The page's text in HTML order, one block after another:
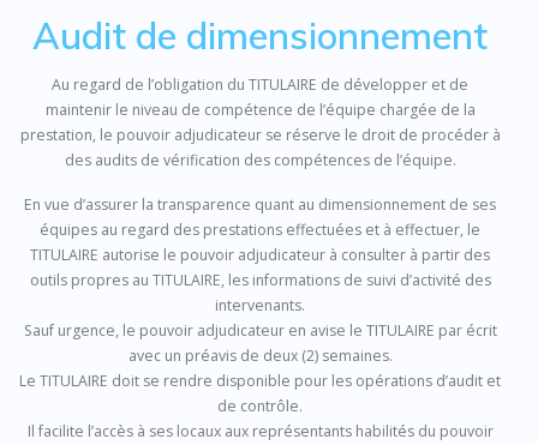
Audit de dimensionnement
Au regard de l’obligation du TITULAIRE de développer et de
maintenir le niveau de compétence de l’équipe chargée de la
prestation, le pouvoir adjudicateur se réserve le droit de procéder à
des audits de vérification des compétences de l’équipe.
En vue d’assurer la transparence quant au dimensionnement de ses
équipes au regard des prestations effectuées et à effectuer, le
TITULAIRE autorise le pouvoir adjudicateur à consulter à partir des
outils propres au TITULAIRE, les informations de suivi d’activité des
intervenants.
Sauf urgence, le pouvoir adjudicateur en avise le TITULAIRE par écrit
avec un préavis de deux (2) semaines.
Le TITULAIRE doit se rendre disponible pour les opérations d’audit et
de contrôle.
Il facilite l’accès à ses locaux aux représentants habilités du pouvoir